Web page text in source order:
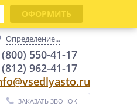
Определение...
550-41-17
962-41-17
ЗАКАЗАТЬ ЗВОНОК
ОФОРМИТЬ